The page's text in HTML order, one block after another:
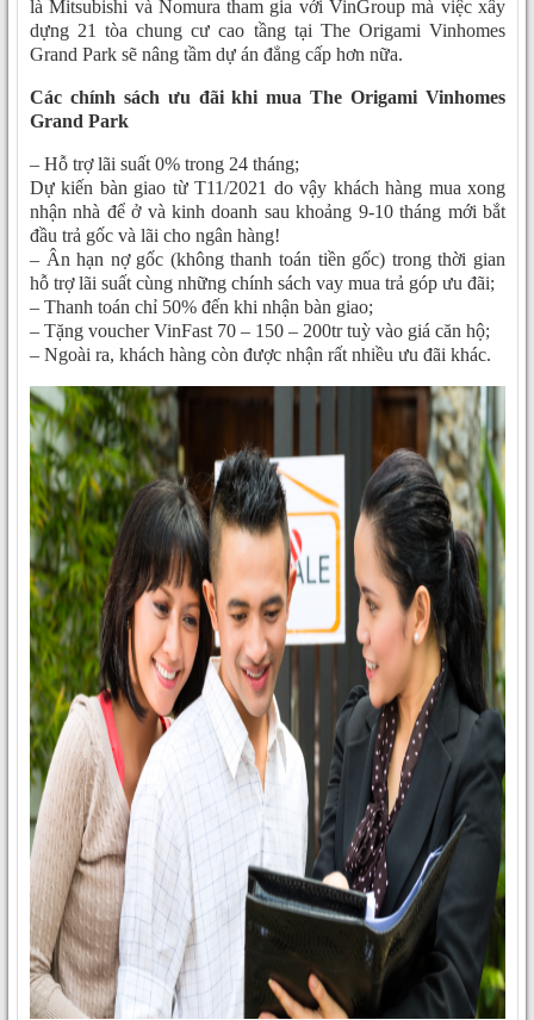
là Mitsubishi và Nomura tham gia với VinGroup mà việc xây
dựng 21 tòa chung cư cao tầng tại The Origami Vinhomes
Grand Park sẽ nâng tầm dự án đẳng cấp hơn nữa.
Các chính sách ưu đãi khi mua The Origami Vinhomes
Grand Park
– Hỗ trợ lãi suất 0% trong 24 tháng;
Dự kiến bàn giao từ T11/2021 do vậy khách hàng mua xong
nhận nhà để ở và kinh doanh sau khoảng 9-10 tháng mới bắt
đầu trả gốc và lãi cho ngân hàng!
– Ân hạn nợ gốc (không thanh toán tiền gốc) trong thời gian
hỗ trợ lãi suất cùng những chính sách vay mua trả góp ưu đãi;
– Thanh toán chỉ 50% đến khi nhận bàn giao;
– Tặng voucher VinFast 70 – 150 – 200tr tuỳ vào giá căn hộ;
– Ngoài ra, khách hàng còn được nhận rất nhiều ưu đãi khác.